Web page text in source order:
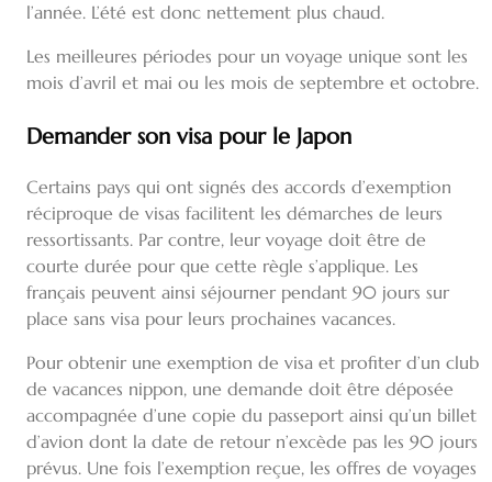
l’année. L’été est donc nettement plus chaud.
Les meilleures périodes pour un voyage unique sont les
mois d’avril et mai ou les mois de septembre et octobre.
Demander son visa pour le Japon
Certains pays qui ont signés des accords d’exemption
réciproque de visas facilitent les démarches de leurs
ressortissants. Par contre, leur voyage doit être de
courte durée pour que cette règle s’applique. Les
français peuvent ainsi séjourner pendant 90 jours sur
place sans visa pour leurs prochaines vacances.
Pour obtenir une exemption de visa et profiter d’un club
de vacances nippon, une demande doit être déposée
accompagnée d’une copie du passeport ainsi qu’un billet
d’avion dont la date de retour n’excède pas les 90 jours
prévus. Une fois l’exemption reçue, les offres de voyages